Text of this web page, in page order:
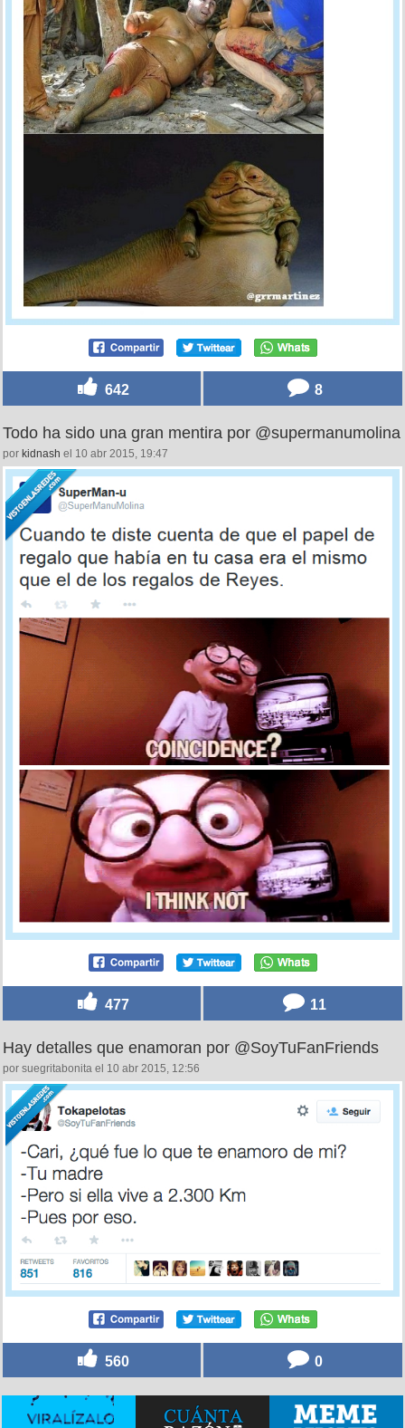
642 8
Todo ha sido una gran mentira por @supermanumolina
por kidnash el 10 abr 2015, 19:47
477 11
Hay detalles que enamoran por @SoyTuFanFriends
por suegritabonita el 10 abr 2015, 12:56
560 0